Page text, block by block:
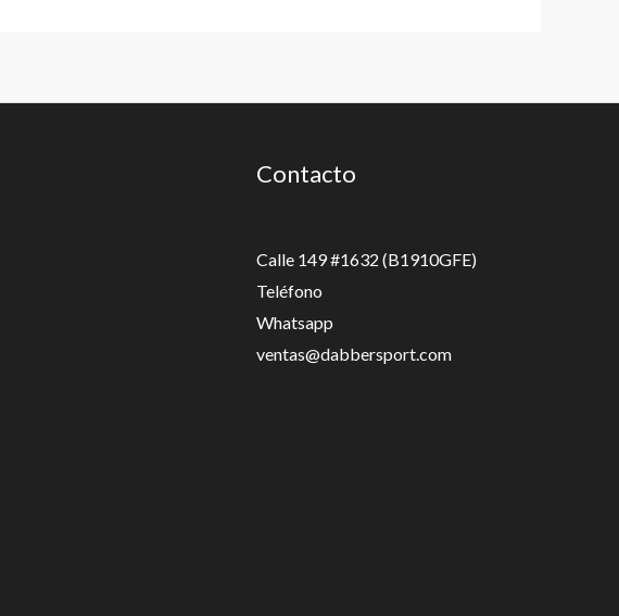
Contacto
Calle 149 #1632 (B1910GFE)
Teléfono
Whatsapp
ventas@dabbersport.com